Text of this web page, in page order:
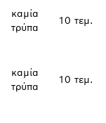
καμία
τρύπα
10 τεμ.
καμία
τρύπα
10 τεμ.